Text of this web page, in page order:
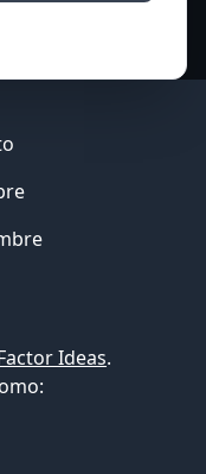
Ideas.